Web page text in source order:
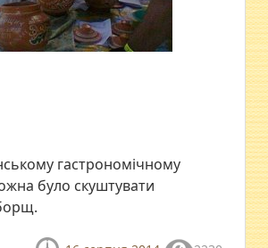
гастрономічному
було скуштувати